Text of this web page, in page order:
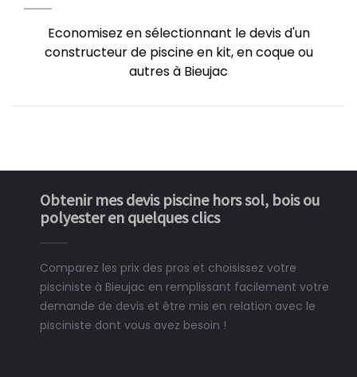
Economisez en sélectionnant le devis d'un
constructeur de piscine en kit, en coque ou
autres à Bieujac
Obtenir mes devis piscine hors sol, bois ou
polyester en quelques clics
Comparez les prix des pros et choisissez votre
pisciniste à Bieujac en remplissant facilement votre
demande de devis et être mis en relation avec le
pisciniste dont vous avez besoin !